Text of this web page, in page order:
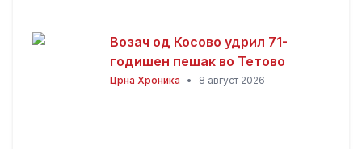
Возач од Косово удрил 71-
годишен пешак во Тетово
Црна Хроника • 8 август 2026